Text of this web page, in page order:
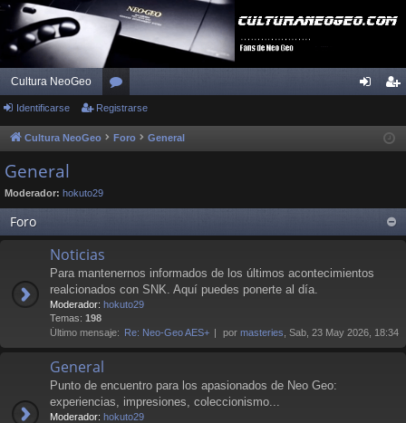
Cultura NeoGeo
or
os ist
e
Identificarse Registrarse
Cultura NeoGeo Foro General
General
Moderador: hokuto29
Foro
Noticias
Para mantenernos informados de los últimos acontecimientos
realcionados con SNK. Aquí puedes ponerte al día.
Moderador: hokuto29
Temas: 198
Último mensaje: Re: Neo-Geo AES+ por masteries , Sab, 23 May 2026, 18:34
General
Punto de encuentro para los apasionados de Neo Geo:
experiencias, impresiones, coleccionismo...
Moderador: hokuto29